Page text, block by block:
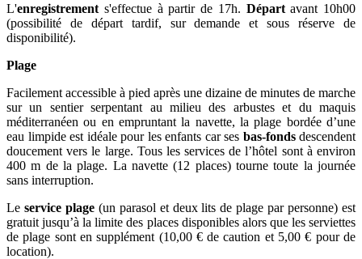
L'enregistrement s'effectue à partir de 17h. Départavant 10h00
(possibilité de départ tardif, sur demande et sous réserve de
disponibilité).
Plage
Facilement accessible à pied après une dizaine de minutes de marche
sur un sentier serpentant au milieu des arbustes et du maquis
méditerranéen ou en empruntant la navette, la plage bordée d’une
eau limpide est idéale pour les enfants car ses bas-fondsdescendent
doucement vers le large. Tous les services de l’hôtel sont à environ
400 m de la plage. La navette (12 places) tourne toute la journée
sans interruption.
Le service plage(un parasol et deux lits de plage par personne) est
gratuit jusqu’à la limite des places disponibles alors que les serviettes
de plage sont en supplément (10,00 € de caution et 5,00 € pour de
location).